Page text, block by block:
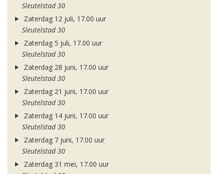
Sleutelstad 30
Zaterdag 12 juli, 17.00 uur
Sleutelstad 30
Zaterdag 5 juli, 17.00 uur
Sleutelstad 30
Zaterdag 28 juni, 17.00 uur
Sleutelstad 30
Zaterdag 21 juni, 17.00 uur
Sleutelstad 30
Zaterdag 14 juni, 17.00 uur
Sleutelstad 30
Zaterdag 7 juni, 17.00 uur
Sleutelstad 30
Zaterdag 31 mei, 17.00 uur